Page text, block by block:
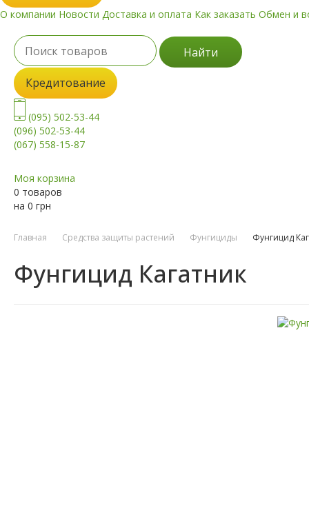
О компании Новости Доставка и оплата Как заказать Обмен и
Найти
Кредитование
(095) 502-53-44
(096) 502-53-44
(067) 558-15-87
Моя корзина
0 товаров
на 0 грн
Главная Средства защиты растений Фунгициды Фунгицид
Фунгицид Кагатник